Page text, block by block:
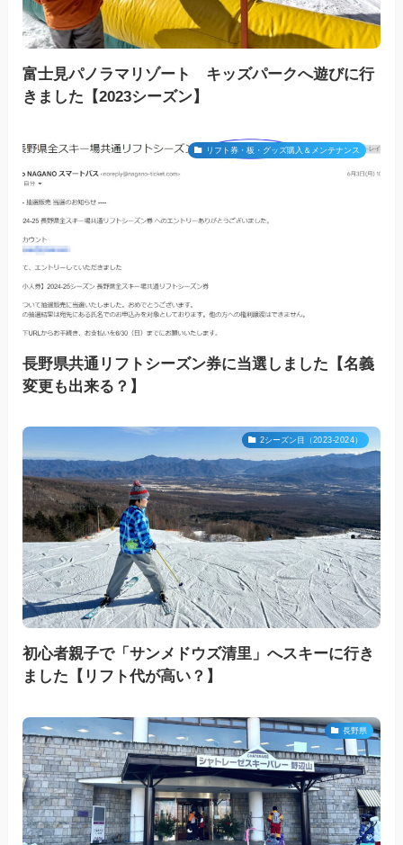
富士見パノラマリゾート キッズパークへ遊びに行
きました【2023シーズン】
リフト券・板・グッズ購入＆メンテナンス
長野県共通リフトシーズン券に当選しました【名義
変更も出来る？】
2シーズン目（2023-2024）
初心者親子で「サンメドウズ清里」へスキーに行き
ました【リフト代が高い？】
長野県